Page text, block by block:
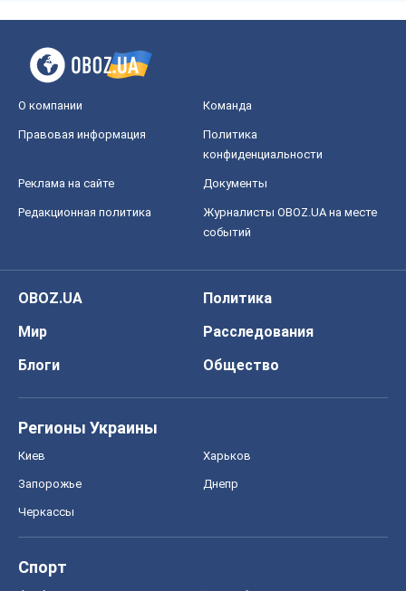
О компании Команда
Правовая информация
Политика
конфиденциальности
Реклама на сайте Документы
Редакционная политика
Журналисты OBOZ.UA на месте
событий
OBOZ.UA
Политика
Мир
Расследования
Блоги
Общество
Регионы Украины
Киев Харьков
Запорожье Днепр
Черкассы
Спорт